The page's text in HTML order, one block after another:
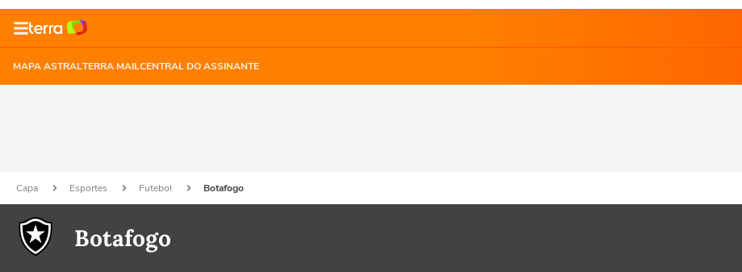
MAPA ASTRALTERRA MAILCENTRAL DO ASSINANTE
Capa Esportes Futebol Botafogo
Botafogo